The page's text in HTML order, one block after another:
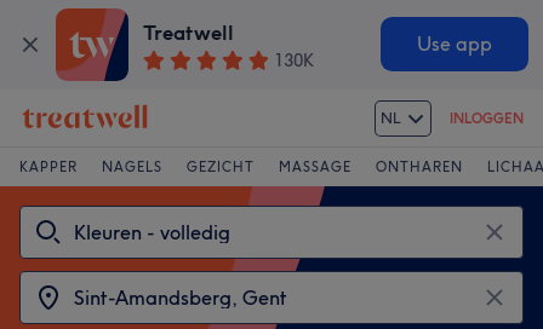
Treatwell
130K
Use app
NL INLOGGEN
KAPPER NAGELS GEZICHT MASSAGE ONTHAREN